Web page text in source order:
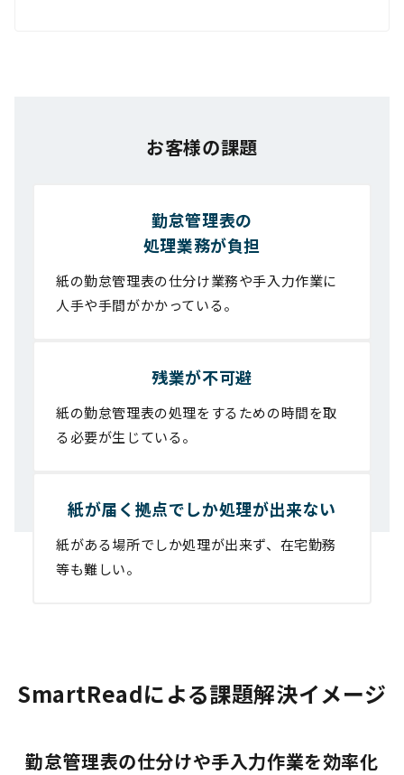
お客様の課題
勤怠管理表の
処理業務が負担
紙の勤怠管理表の仕分け業務や手入力作業に
人手や手間がかかっている。
残業が不可避
紙の勤怠管理表の処理をするための時間を取
る必要が生じている。
紙が届く拠点でしか処理が出来ない
紙がある場所でしか処理が出来ず、在宅勤務
等も難しい。
SmartReadによる課題解決イメージ
勤怠管理表の仕分けや手入力作業を効率化